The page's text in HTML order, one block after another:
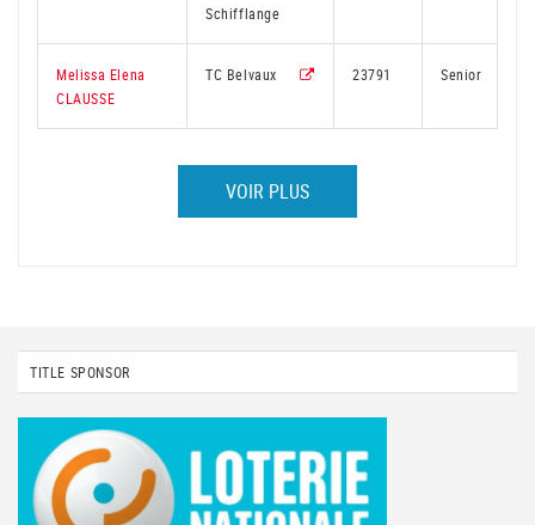
Schifflange
Melissa Elena
CLAUSSE
TC Belvaux 23791 Senior
VOIR PLUS
TITLE SPONSOR